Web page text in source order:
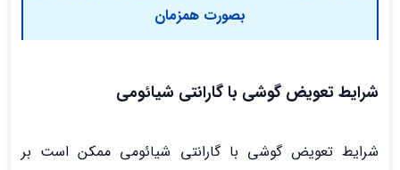
بصورت همزمان
شرایط تعویض گوشی با گارانتی شیائومی
شرایط تعویض گوشی با گارانتی شیائومی ممکن است بر